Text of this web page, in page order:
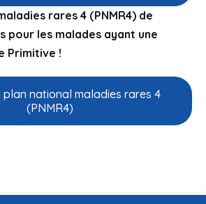
rares 4 (PNMR4) de
pour les malades ayant une
Primitive !
plan national maladies rares 4
(PNMR4)